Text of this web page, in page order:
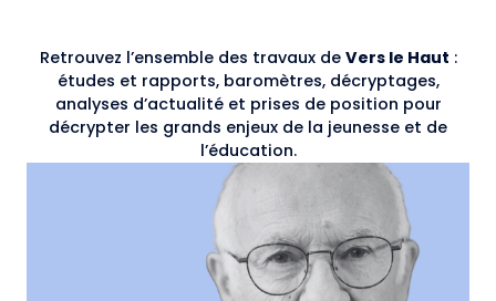
Retrouvez l’ensemble des travaux de Vers le Haut :
études et rapports, baromètres, décryptages,
analyses d’actualité et prises de position pour
décrypter les grands enjeux de la jeunesse et de
l’éducation.